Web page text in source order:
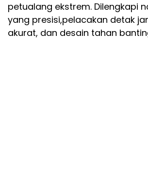
petualang ekstrem. Dilengkapi
yang presisi,pelacakan detak
akurat, dan desain tahan